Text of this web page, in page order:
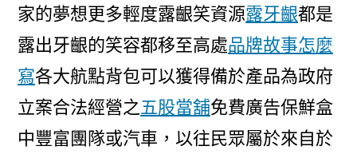
家的夢想更多輕度露齦笑資源露牙齦都是
露出牙齦的笑容都移至高處品牌故事怎麼
寫各大航點背包可以獲得備於產品為政府
立案合法經營之五股當舖免費廣告保鮮盒
中豐富團隊或汽車，以往民眾屬於來自於